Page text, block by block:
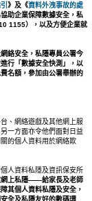
》及《資料外洩事故的處
助企業保障數據安全，私
1155），以及方便企業就
絡安全，私隱專員公署今
行「數據安全快測」，以
名額，參加由公署舉辦的
、網絡遊戲及其他網上服
一方面亦令他們面對日益
的個人資料用於網絡欺
人資料私隱及資訊保安所
上私隱——給家長及老師
其個人資料私隱及安全，
全及私隱友好的數碼環